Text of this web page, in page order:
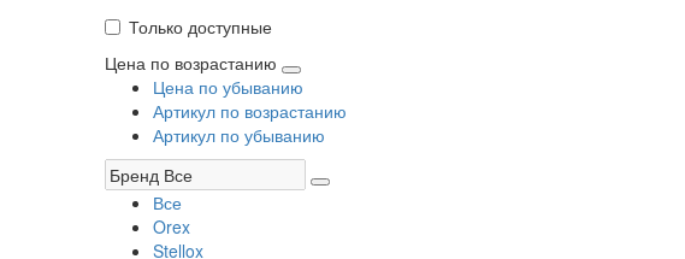
Только доступные
Цена по возрастанию
Цена по убыванию
Артикул по возрастанию
Артикул по убыванию
Все
Orex
Stellox